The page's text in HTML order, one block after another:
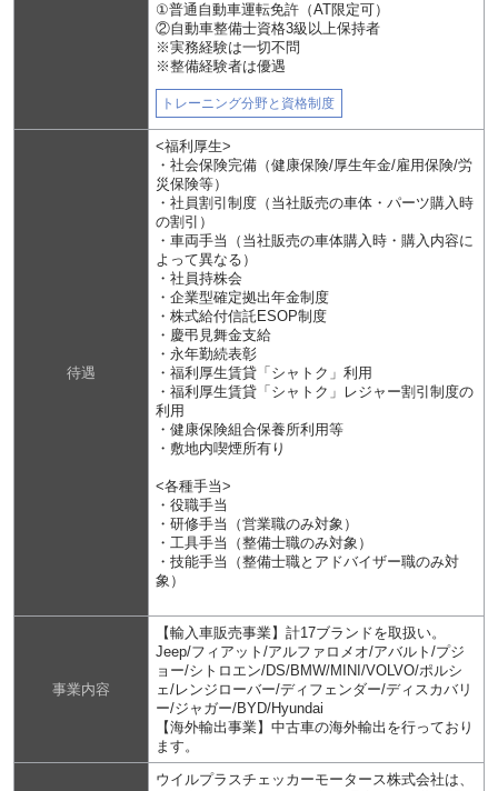
①普通自動車運転免許（AT限定可）
②自動車整備士資格3級以上保持者
※実務経験は一切不問
※整備経験者は優遇
トレーニング分野と資格制度
待遇
<福利厚生>
・社会保険完備（健康保険/厚生年金/雇用保険/労
災保険等）
・社員割引制度（当社販売の車体・パーツ購入時
の割引）
・車両手当（当社販売の車体購入時・購入内容に
よって異なる）
・社員持株会
・企業型確定拠出年金制度
・株式給付信託ESOP制度
・慶弔見舞金支給
・永年勤続表彰
・福利厚生賃貸「シャトク」利用
・福利厚生賃貸「シャトク」レジャー割引制度の
利用
・健康保険組合保養所利用等
・敷地内喫煙所有り
<各種手当>
・役職手当
・研修手当（営業職のみ対象）
・工具手当（整備士職のみ対象）
・技能手当（整備士職とアドバイザー職のみ対
象）
事業内容
【輸入車販売事業】計17ブランドを取扱い。
Jeep/フィアット/アルファロメオ/アバルト/プジ
ョー/シトロエン/DS/BMW/MINI/VOLVO/ポルシ
ェ/レンジローバー/ディフェンダー/ディスカバリ
ー/ジャガー/BYD/Hyundai
【海外輸出事業】中古車の海外輸出を行っており
ます。
ウイルプラスチェッカーモータース株式会社は、